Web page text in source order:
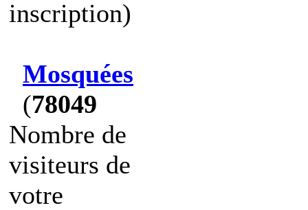
inscription)
Mosquées
(78049
Nombre de
visiteurs de
votre